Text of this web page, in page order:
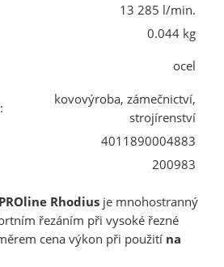
13 285 l/min.
0.044 kg
ocel
kovovýroba, zámečnictví,
strojírenství
4011890004883
200983
Rhodius je mnohostranný
řezáním při vysoké řezné
cena výkon při použití na